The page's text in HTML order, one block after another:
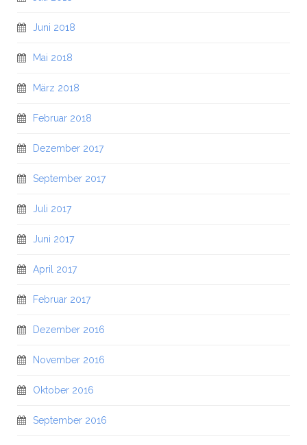
Juni 2018
Mai 2018
März 2018
Februar 2018
Dezember 2017
September 2017
Juli 2017
Juni 2017
April 2017
Februar 2017
Dezember 2016
November 2016
Oktober 2016
September 2016